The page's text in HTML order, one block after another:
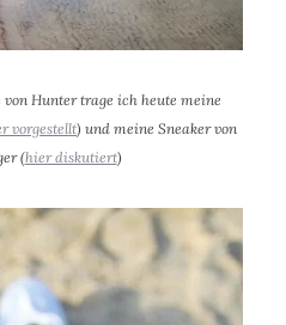
von Hunter trage ich heute meine
vorgestellt) und meine Sneaker von
(hier diskutiert)